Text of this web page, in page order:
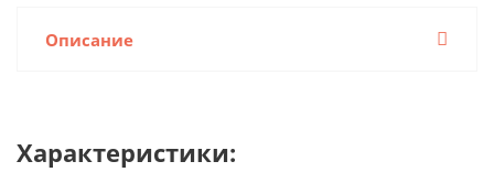
Описание
Характеристики: